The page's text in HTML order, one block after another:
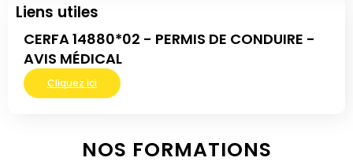
Liens utiles
CERFA 14880*02 - PERMIS DE CONDUIRE -
AVIS MÉDICAL
Cliquez ici
NOS FORMATIONS